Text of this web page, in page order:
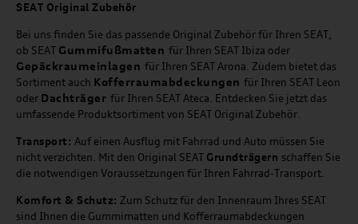
SEAT Original Zubehör
Bei uns finden Sie das passende Original Zubehör für Ihren SEAT,
ob SEAT Gummifußmatten für Ihren SEAT Ibiza oder
Gepäckraumeinlagen für Ihren SEAT Arona. Zudem bietet das
Sortiment auch Kofferraumabdeckungen für Ihren SEAT Leon
oder Dachträger für Ihren SEAT Ateca. Entdecken Sie jetzt das
umfassende Produktsortiment von SEAT Original Zubehör.
Transport: Auf einen Ausflug mit Fahrrad und Auto müssen Sie
nicht verzichten. Mit den Original SEAT Grundträgern schaffen Sie
die notwendigen Voraussetzungen für Ihren Fahrrad-Transport.
Komfort & Schutz: Zum Schutz für den Innenraum Ihres SEAT
sind Ihnen die Gummimatten und Kofferraumabdeckungen